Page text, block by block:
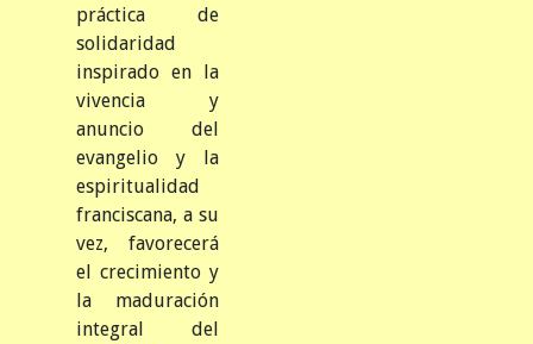
práctica de
solidaridad
inspirado en la
vivencia y
anuncio del
evangelio y la
espiritualidad
franciscana, a su
vez, favorecerá
el crecimiento y
la maduración
integral del